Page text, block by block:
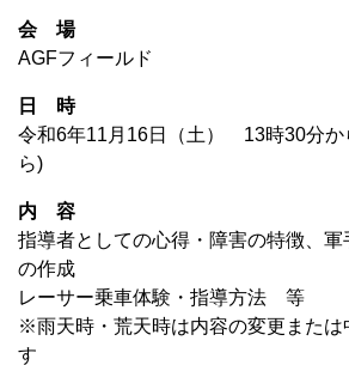
会 場
AGFフィールド
日 時
令和6年11月16日（土） 13時30分か
ら)
内 容
指導者としての心得・障害の特徴、
の作成
レーサー乗車体験・指導方法 等
※雨天時・荒天時は内容の変更または
す